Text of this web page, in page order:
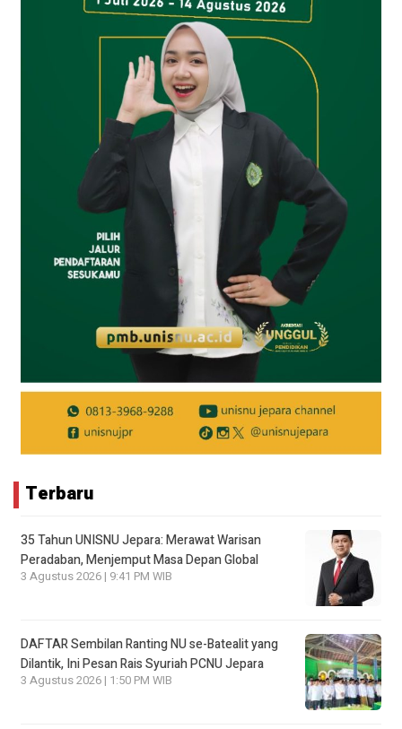
Terbaru
35 Tahun UNISNU Jepara: Merawat Warisan
Peradaban, Menjemput Masa Depan Global
3 Agustus 2026 | 9:41 PM WIB
DAFTAR Sembilan Ranting NU se-Batealit yang
Dilantik, Ini Pesan Rais Syuriah PCNU Jepara
3 Agustus 2026 | 1:50 PM WIB